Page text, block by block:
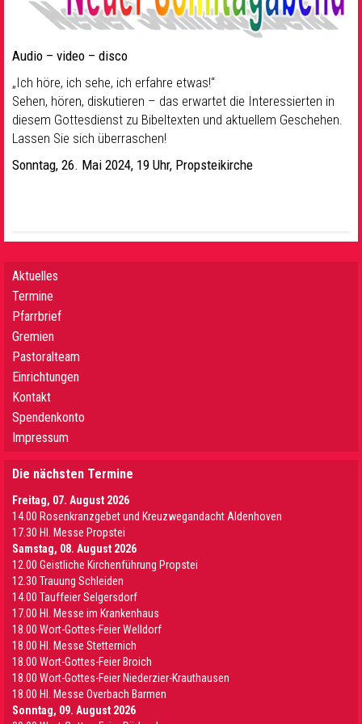
Audio – video – disco
„Ich höre, ich sehe, ich erfahre etwas!“
Sehen, hören, diskutieren – das erwartet die Interessierten in
diesem Gottesdienst zu Bibeltexten und aktuellem Geschehen.
Lassen Sie sich überraschen!
Sonntag, 26. Mai 2024, 19 Uhr, Propsteikirche
Aktuelles
Termine
Pfarrbrief
Gremien
Pastoralteam
Einrichtungen
Kontakt
Spendenkonto
Impressum
Die nächsten Termine
Freitag, 07. August 2026
14.00 Rosenkranzgebet und Kreuzwegandacht Aldenhoven
17.30 Hl. Messe Propstei
Samstag, 08. August 2026
12.00 Geistliche Kirchenführung Propstei
12.30 Trauung Schleiden
14.00 Tauffeier Selgersdorf
17.00 Hl. Messe im Krankenhaus
18.00 Wort-Gottes-Feier Welldorf
18.00 Hl. Messe Stetternich
18.00 Wort-Gottes-Feier Broich
18.00 Wort-Gottes-Feier Niederzier-Krauthausen
18.00 Hl. Messe Overbach Barmen
Sonntag, 09. August 2026